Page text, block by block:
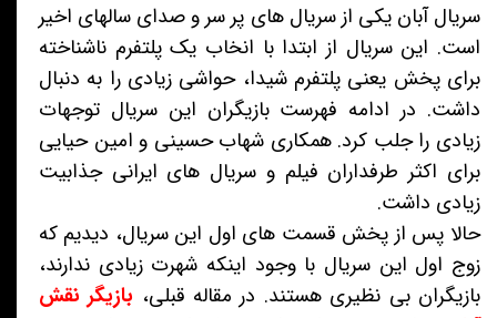
سریال آبان یکی از سریال های پر سر و صدای سالهای اخیر
است. این سریال از ابتدا با انخاب یک پلتفرم ناشناخته
برای پخش یعنی پلتفرم شیدا، حواشی زیادی را به دنبال
داشت. در ادامه فهرست بازیگران این سریال توجهات
زیادی را جلب کرد. همکاری شهاب حسینی و امین حیایی
برای اکثر طرفداران فیلم و سریال های ایرانی جذابیت
زیادی داشت.
حالا پس از پخش قسمت های اول این سریال، دیدیم که
زوج اول این سریال با وجود اینکه شهرت زیادی ندارند،
بازیگران بی نظیری هستند. در مقاله قبلی، بازیگر نقش